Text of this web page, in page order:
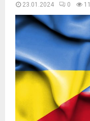
23.01.2024 0